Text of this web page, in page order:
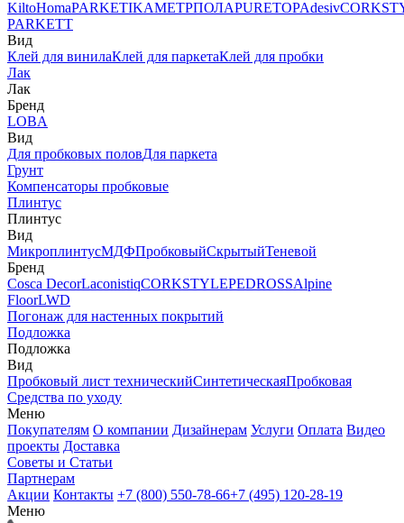
KiltoHomaPARKETIKAМЕТРПОЛАPURETOPAdesiv
PARKETT
Вид
Клей для винилаКлей для паркетаКлей для пробки
Лак
Лак
Бренд
LOBA
Вид
Для пробковых половДля паркета
Грунт
Компенсаторы пробковые
Плинтус
Плинтус
Вид
МикроплинтусМДФПробковыйСкрытыйТеневой
Бренд
Cosca DecorLaconistiqCORKSTYLEPEDROSSAlpine
FloorLWD
Погонаж для настенных покрытий
Подложка
Подложка
Вид
Пробковый лист техническийСинтетическаяПробковая
Средства по уходу
Меню
Покупателям О компании Дизайнерам Услуги Оплата Видео
проекты Доставка
Советы и Статьи
Партнерам
Акции Контакты +7 (800) 550-78-66+7 (495) 120-28-19
Меню